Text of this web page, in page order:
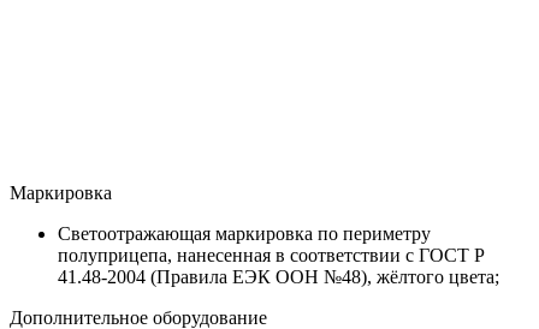
Маркировка
Светоотражающая маркировка по периметру
полуприцепа, нанесенная в соответствии с ГОСТ Р
41.48-2004 (Правила ЕЭК ООН №48), жёлтого цвета;
Дополнительное оборудование